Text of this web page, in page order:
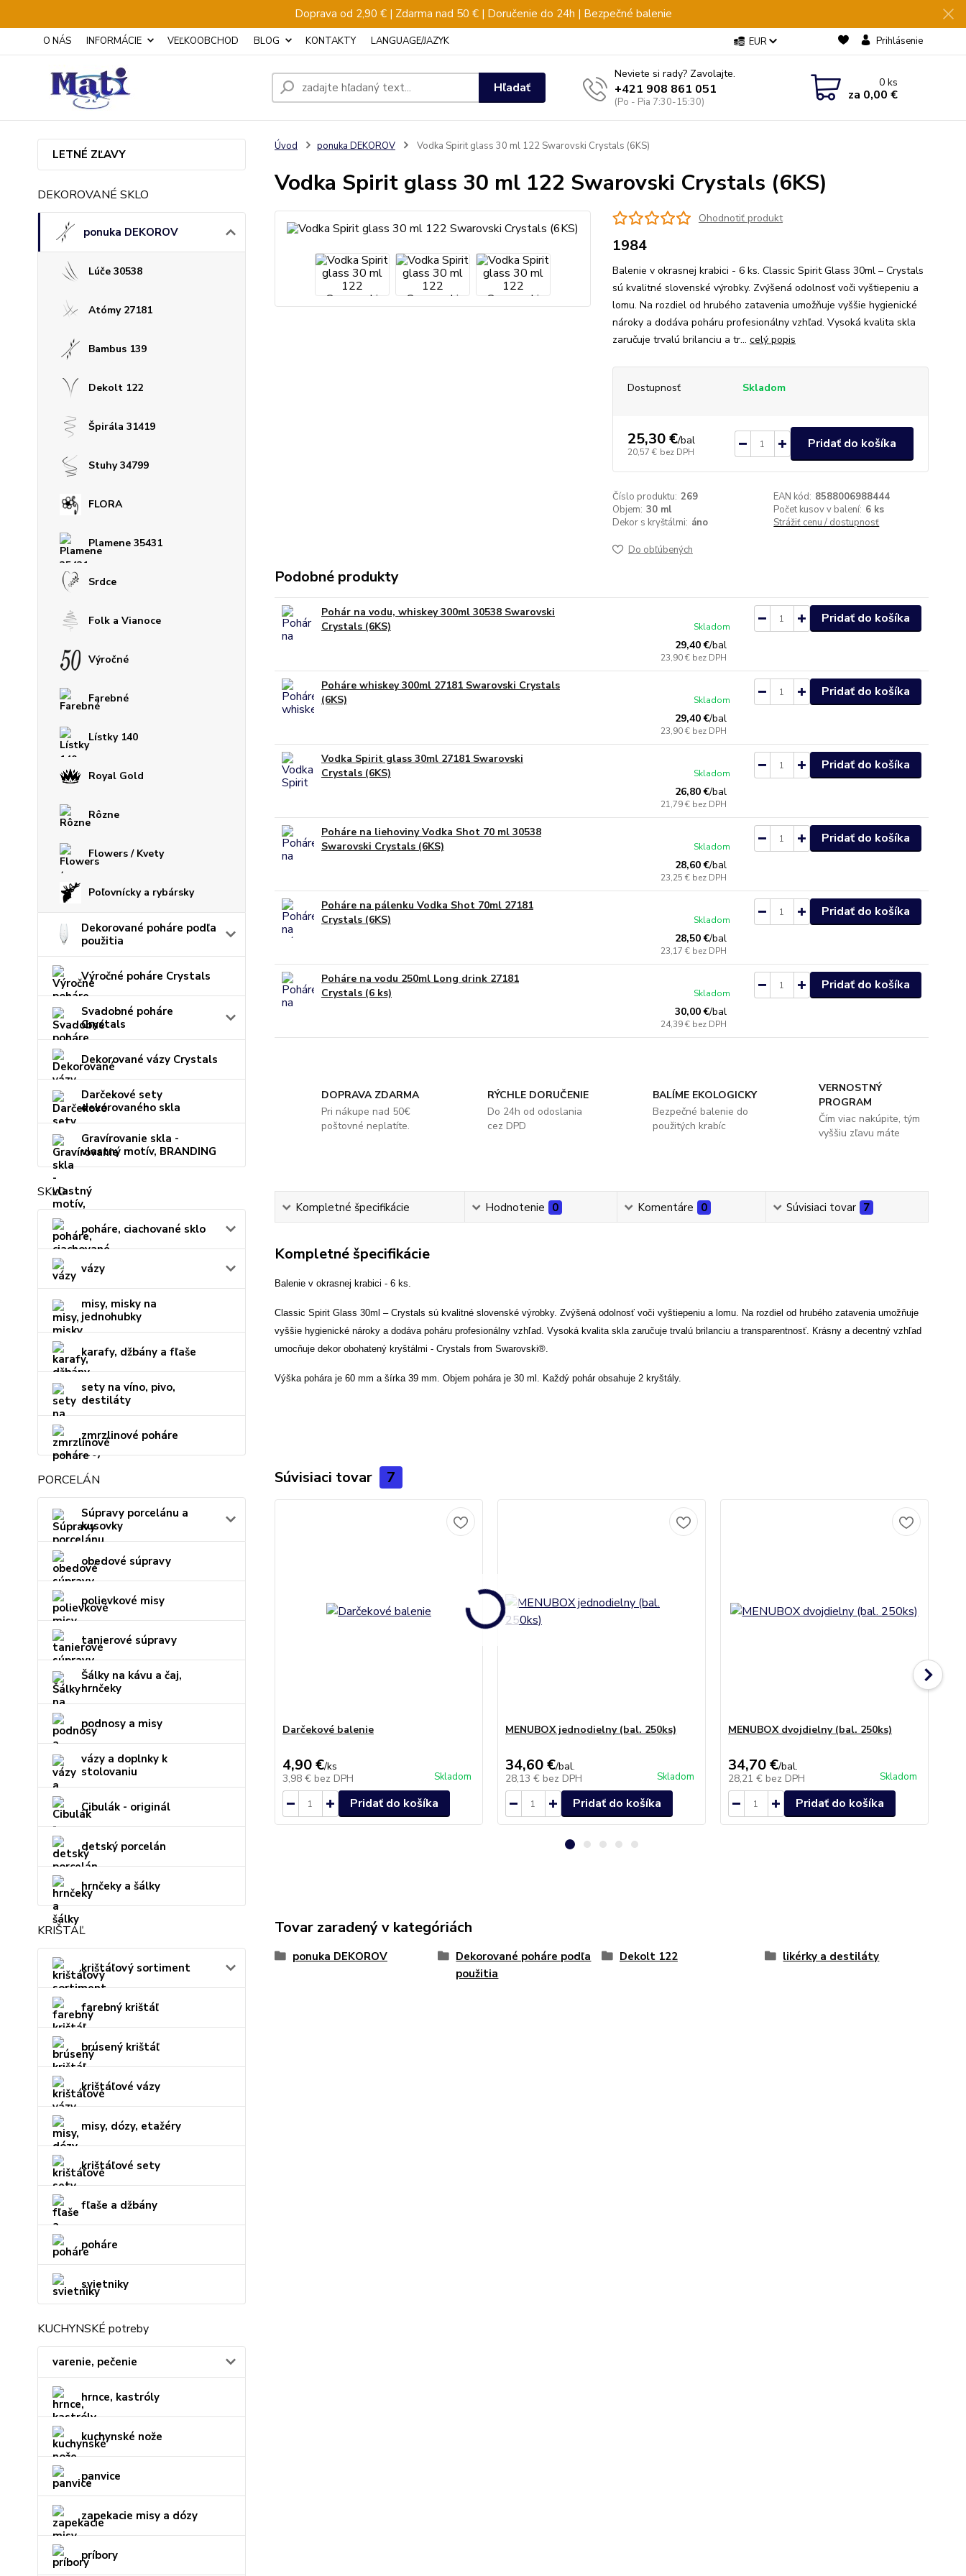
Doprava od 2,90 € | Zdarma nad 50 € | Doručenie do 24h | Bezpečné balenie
O NÁS INFORMÁCIE VEĽKOOBCHOD BLOG KONTAKTY LANGUAGE/JAZYK EUR Prihlásenie
Hľadať
Neviete si rady? Zavolajte.
+421 908 861 051
(Po - Pia 7:30-15:30)
0ks
za 0,00 €
LETNÉ ZĽAVY
DEKOROVANÉ SKLO
ponuka DEKOROV
Lúče 30538
Atómy 27181
Bambus 139
Dekolt 122
Špirála 31419
Stuhy 34799
FLORA
Plamene 35431
Srdce
Folk a Vianoce
Výročné
Farebné
Lístky 140
Royal Gold
Rôzne
Flowers / Kvety
Poľovnícky a rybársky
Dekorované poháre podľa
použitia
Výročné poháre Crystals
Svadobné poháre
Crystals
Dekorované vázy Crystals
Darčekové sety
dekorovaného skla
Gravírovanie skla -
vlastný motív, BRANDING
SKLO
poháre, ciachované sklo
vázy
misy, misky na
jednohubky
karafy, džbány a fľaše
sety na víno, pivo,
destiláty
zmrzlinové poháre
PORCELÁN
Súpravy porcelánu a
kusovky
obedové súpravy
polievkové misy
tanierové súpravy
Šálky na kávu a čaj,
hrnčeky
podnosy a misy
vázy a doplnky k
stolovaniu
Cibulák - originál
detský porcelán
hrnčeky a šálky
KRIŠTÁĽ
krištáľový sortiment
farebný krištáľ
brúsený krištáľ
krištáľové vázy
misy, dózy, etažéry
krištáľové sety
fľaše a džbány
poháre
svietniky
KUCHYNSKÉ potreby
varenie, pečenie
hrnce, kastróly
kuchynské nože
panvice
zapekacie misy a dózy
príbory
Úvod ponuka DEKOROV Vodka Spirit glass 30 ml 122 Swarovski Crystals (6KS)
Vodka Spirit glass 30 ml 122 Swarovski Crystals (6KS)
Ohodnotiť produkt
1984
Balenie v okrasnej krabici - 6 ks. Classic Spirit Glass 30ml – Crystals
sú kvalitné slovenské výrobky. Zvýšená odolnosť voči vyštiepeniu a
lomu. Na rozdiel od hrubého zatavenia umožňuje vyššie hygienické
nároky a dodáva poháru profesionálny vzhľad. Vysoká kvalita skla
zaručuje trvalú brilanciu a tr... celý popis
Dostupnosť Skladom
25,30 €/bal
20,57 € bez DPH
Pridať do košíka
Číslo produktu: 269 EAN kód: 8588006988444
Objem: 30 ml Počet kusov v balení: 6 ks
Dekor s kryštálmi: áno Strážiť cenu / dostupnosť
Do obľúbených
Podobné produkty
Pohár na vodu, whiskey 300ml 30538 Swarovski
Crystals (6KS)
29,40 €/bal
23,90 € bez DPH
Skladom
Pridať do košíka
Poháre whiskey 300ml 27181 Swarovski Crystals
(6KS)
29,40 €/bal
23,90 € bez DPH
Skladom
Pridať do košíka
Vodka Spirit glass 30ml 27181 Swarovski
Crystals (6KS)
26,80 €/bal
21,79 € bez DPH
Skladom
Pridať do košíka
Poháre na liehoviny Vodka Shot 70 ml 30538
Swarovski Crystals (6KS)
28,60 €/bal
23,25 € bez DPH
Skladom
Pridať do košíka
Poháre na pálenku Vodka Shot 70ml 27181
Crystals (6KS)
28,50 €/bal
23,17 € bez DPH
Skladom
Pridať do košíka
Poháre na vodu 250ml Long drink 27181
Crystals (6 ks)
30,00 €/bal
24,39 € bez DPH
Skladom
Pridať do košíka
DOPRAVA ZDARMA
Pri nákupe nad 50€
poštovné neplatíte.
RÝCHLE DORUČENIE
Do 24h od odoslania
cez DPD
BALÍME EKOLOGICKY
Bezpečné balenie do
použitých krabíc
VERNOSTNÝ
PROGRAM
Čím viac nakúpite, tým
vyššiu zľavu máte
Kompletné špecifikácie Hodnotenie 0 Komentáre 0 Súvisiaci tovar 7
Kompletné špecifikácie
Balenie v okrasnej krabici - 6 ks.
Classic Spirit Glass 30ml – Crystals sú kvalitné slovenské výrobky. Zvýšená odolnosť voči vyštiepeniu a lomu. Na rozdiel od hrubého zatavenia umožňuje
vyššie hygienické nároky a dodáva poháru profesionálny vzhľad. Vysoká kvalita skla zaručuje trvalú brilanciu a transparentnosť. Krásny a decentný vzhľad
umocňuje dekor obohatený kryštálmi - Crystals from Swarovski®.
Výška pohára je 60 mm a šírka 39 mm. Objem pohára je 30 ml. Každý pohár obsahuje 2 kryštály.
Súvisiaci tovar 7
Darčekové balenie
4,90 €/ks
3,98 € bez DPH Skladom
Pridať do košíka
MENUBOX jednodielny (bal. 250ks)
34,60 €/bal.
28,13 € bez DPH Skladom
Pridať do košíka
MENUBOX dvojdielny (bal. 250ks)
34,70 €/bal.
28,21 € bez DPH Skladom
Pridať do košíka
Tovar zaradený v kategóriách
ponuka DEKOROV
Dekorované poháre podľa
použitia
Dekolt 122 likérky a destiláty